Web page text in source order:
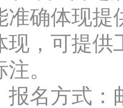
准确体现提
现，可提
。
报名方式